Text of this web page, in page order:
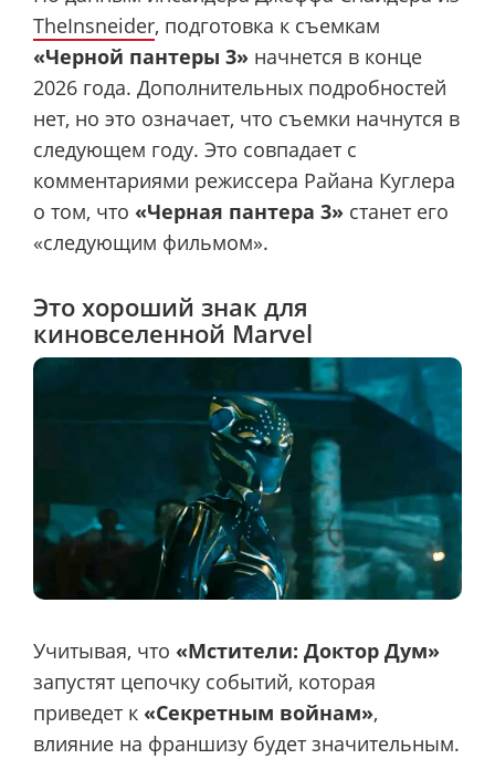
TheInsneider, подготовка к съемкам
«Черной пантеры 3» начнется в конце
2026 года. Дополнительных подробностей
нет, но это означает, что съемки начнутся в
следующем году. Это совпадает с
комментариями режиссера Райана Куглера
о том, что «Черная пантера 3» станет его
«следующим фильмом».
Это хороший знак для
киновселенной Marvel
Учитывая, что «Мстители: Доктор Дум»
запустят цепочку событий, которая
приведет к «Секретным войнам»,
влияние на франшизу будет значительным.